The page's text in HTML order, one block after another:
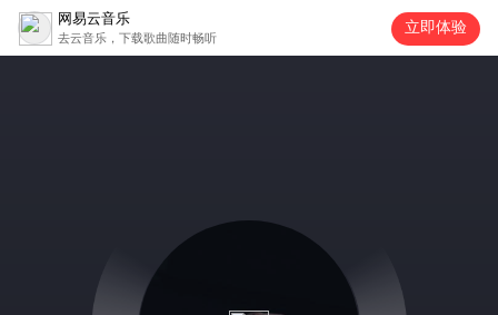
网易云音乐
去云音乐，下载歌曲随时畅听
立即体验